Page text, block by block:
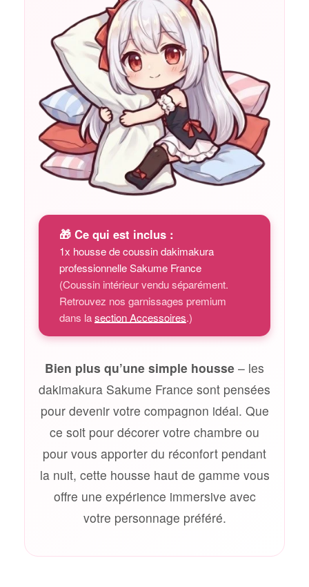
🎁 Ce qui est inclus :
1x housse de coussin dakimakura
professionnelle Sakume France
(Coussin intérieur vendu séparément.
Retrouvez nos garnissages premium
dans lasection Accessoires.)
Bien plus qu’une simple housse – les
dakimakura Sakume France sont pensées
pour devenir votre compagnon idéal. Que
ce soit pour décorer votre chambre ou
pour vous apporter du réconfort pendant
la nuit, cette housse haut de gamme vous
offre une expérience immersive avec
votre personnage préféré.